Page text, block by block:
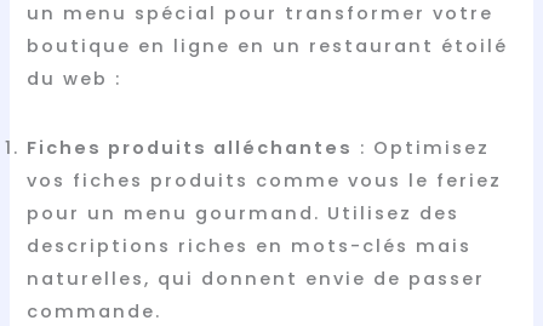
un menu spécial pour transformer votre
boutique en ligne en un restaurant étoilé
du web :
Fiches produits alléchantes : Optimisez
vos fiches produits comme vous le feriez
pour un menu gourmand. Utilisez des
descriptions riches en mots-clés mais
naturelles, qui donnent envie de passer
commande.